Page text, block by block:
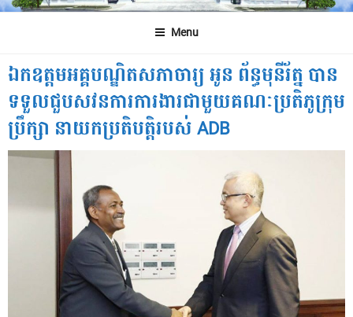
Menu
ឯកឧត្តមអគ្គបណ្ឌិតសភាចារ្យ អូន ព័ន្ធមុនីរ័ត្ន បាន
ទទួលជួបសវនការការងារជាមួយគណៈប្រតិភូក្រុម
ប្រឹក្សា នាយកប្រតិបត្តិរបស់ ADB